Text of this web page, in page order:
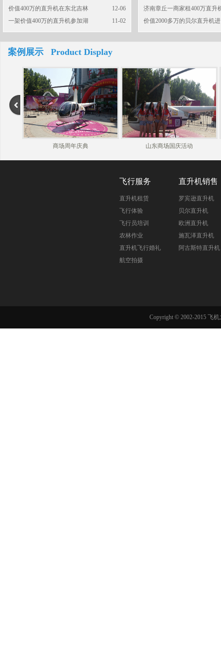
12-06
价值400万的直升机在东北吉林
11-02
一架价值400万的直升机参加湖
济南章丘一商家租400万直升
价值2000多万的贝尔直升机进
案例展示 Product Display
商场周年庆典 山东商场国庆活动
飞行服务
直升机租赁
飞行体验
飞行员培训
农林作业
直升机飞行婚礼
航空拍摄
直升机销售
罗宾逊直升机
贝尔直升机
欧洲直升机
施瓦泽直升机
阿古斯特直升机
Copyright © 2002-2015 飞